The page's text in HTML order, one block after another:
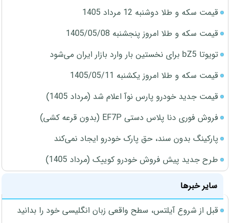
قیمت سکه و طلا دوشنبه 12 مرداد 1405
قیمت سکه و طلا امروز پنجشنبه 1405/05/08
تویوتا bZ5 برای نخستین بار وارد بازار ایران می‌شود
قیمت سکه و طلا امروز یکشنبه 1405/05/11
قیمت جدید خودرو پارس نوآ اعلام شد (مرداد 1405)
فروش فوری دنا پلاس دستی EF7P (بدون قرعه کشی)
پارکینگ بدون سند، حق پارک خودرو ایجاد نمی‌کند
طرح جدید پیش فروش خودرو کوییک (مرداد 1405)
سایر خبرها
قبل از شروع آیلتس، سطح واقعی زبان انگلیسی خود را بدانید